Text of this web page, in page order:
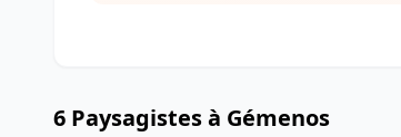
6 Paysagistes à Gémenos